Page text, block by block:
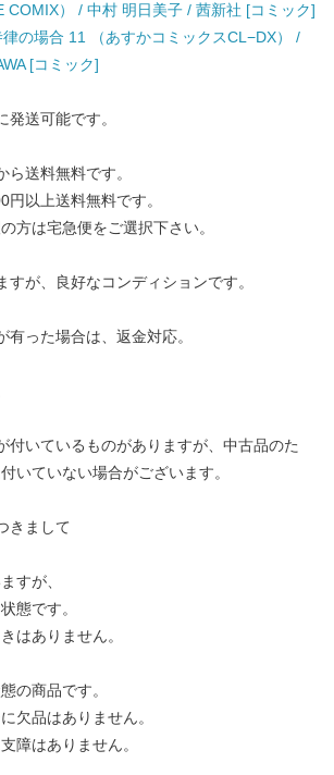
COMIX） / 中村 明日美子 / 茜新社 [コミック]
の場合 11 （あすかコミックスCL−DX） /
[コミック]
送可能です。
送料無料です。
以上送料無料です。
方は宅急便をご選択下さい。
すが、良好なコンディションです。
った場合は、返金対応。
付いているものがありますが、中古品のた
いていない場合がございます。
きまして
すが、
です。
ありません。
商品です。
品はありません。
はありません。